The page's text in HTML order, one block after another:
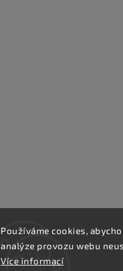
Používáme cookies,
analýze provozu webu
Více informací